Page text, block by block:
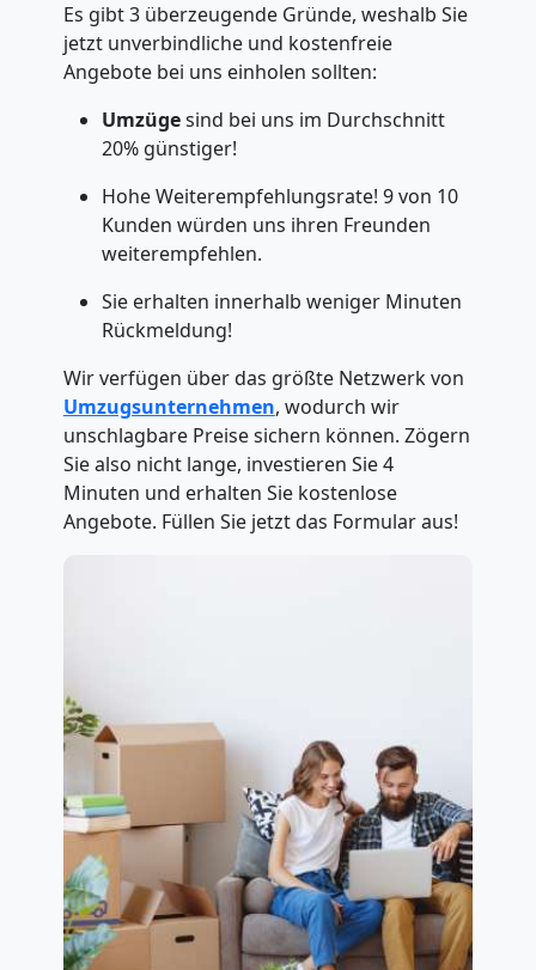
Es gibt 3 überzeugende Gründe, weshalb Sie
jetzt unverbindliche und kostenfreie
Angebote bei uns einholen sollten:
Umzügesind bei uns im Durchschnitt
20% günstiger!
Hohe Weiterempfehlungsrate! 9 von 10
Kunden würden uns ihren Freunden
weiterempfehlen.
Sie erhalten innerhalb weniger Minuten
Rückmeldung!
Wir verfügen über das größte Netzwerk von
Umzugsunternehmen, wodurch wir
unschlagbare Preise sichern können. Zögern
Sie also nicht lange, investieren Sie 4
Minuten und erhalten Sie kostenlose
Angebote. Füllen Sie jetzt das Formular aus!